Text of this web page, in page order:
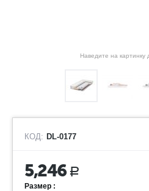
Наведите на картинку
КОД: DL-0177
5,246 Р
Размер :